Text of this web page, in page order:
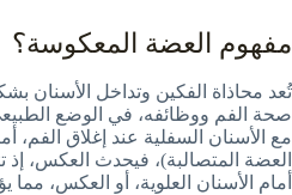
مفهوم العضة المعكوسة؟
تُعد محاذاة الفكين وتداخل الأسنان
صحة الفم ووظائفه، في الوضع
مع الأسنان السفلية عند إغلاق الفم،
العضة المتصالبة)، فيحدث العكس، إذ
أمام الأسنان العلوية، أو العكس،